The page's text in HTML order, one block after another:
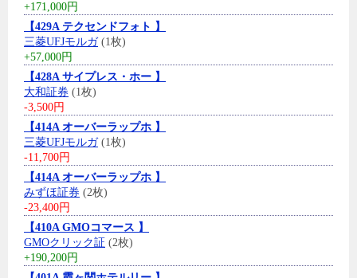
+171,000円
【429A テクセンドフォト 】
三菱UFJモルガ(1枚)
+57,000円
【428A サイプレス・ホー 】
大和証券 (1枚)
-3,500円
【414A オーバーラップホ 】
三菱UFJモルガ(1枚)
-11,700円
【414A オーバーラップホ 】
みずほ証券 (2枚)
-23,400円
【410A GMOコマース 】
GMOクリック証 (2枚)
+190,200円